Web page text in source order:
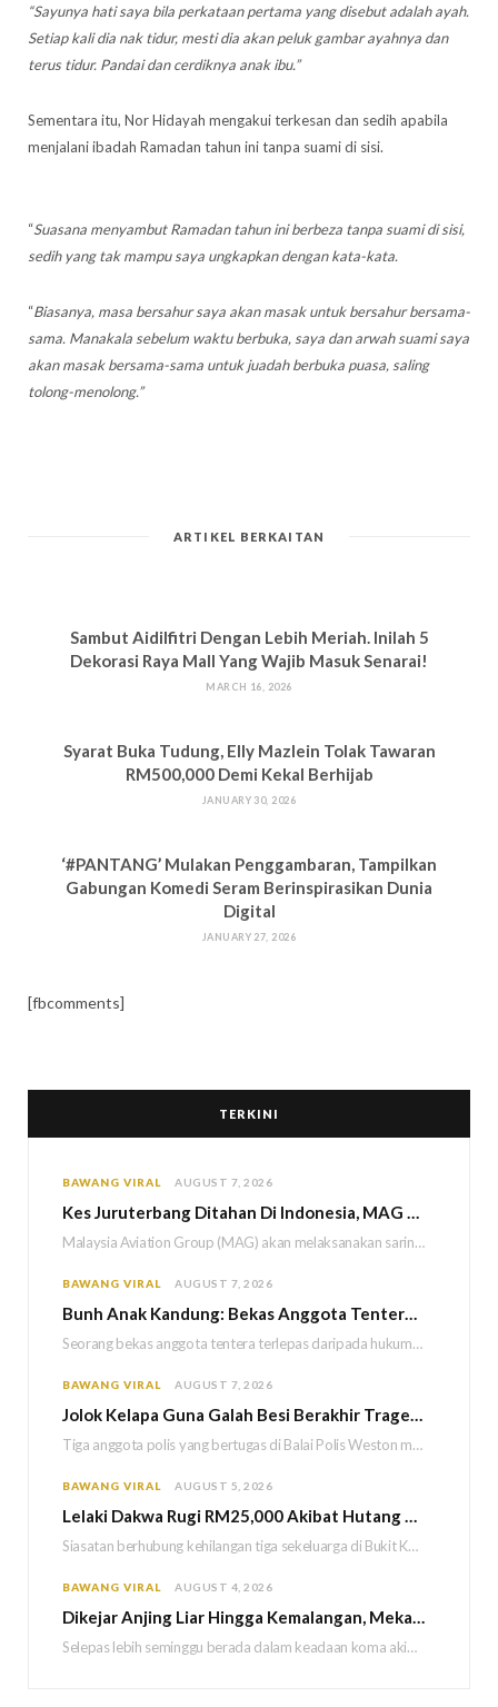
“Sayunya hati saya bila perkataan pertama yang disebut adalah ayah.
Setiap kali dia nak tidur, mesti dia akan peluk gambar ayahnya dan
terus tidur. Pandai dan cerdiknya anak ibu.”
Sementara itu, Nor Hidayah mengakui terkesan dan sedih apabila
menjalani ibadah Ramadan tahun ini tanpa suami di sisi.
“Suasana menyambut Ramadan tahun ini berbeza tanpa suami di sisi,
sedih yang tak mampu saya ungkapkan dengan kata-kata.
“Biasanya, masa bersahur saya akan masak untuk bersahur bersama-
sama. Manakala sebelum waktu berbuka, saya dan arwah suami saya
akan masak bersama-sama untuk juadah berbuka puasa, saling
tolong-menolong.”
ARTIKEL BERKAITAN
Sambut Aidilfitri Dengan Lebih Meriah. Inilah 5
Dekorasi Raya Mall Yang Wajib Masuk Senarai!
MARCH 16, 2026
Syarat Buka Tudung, Elly Mazlein Tolak Tawaran
RM500,000 Demi Kekal Berhijab
JANUARY 30, 2026
‘#PANTANG’ Mulakan Penggambaran, Tampilkan
Gabungan Komedi Seram Berinspirasikan Dunia
Digital
JANUARY 27, 2026
[fbcomments]
TERKINI
BAWANG VIRAL AUGUST 7, 2026
Kes Juruterbang Ditahan Di Indonesia, MAG Wajibkan Saringan Dadah 1,260 Juruterbang Malaysia Airlines
Malaysia Aviation Group (MAG) akan melaksanakan saringan dadah mandatori terhadap semua juruterbang Malaysia Airlines sebagai…
BAWANG VIRAL AUGUST 7, 2026
Bunh Anak Kandung: Bekas Anggota Tentera Terlepas Hukuman M
Seorang bekas anggota tentera terlepas daripada hukuman gantung selepas Mahkamah Persekutuan memutuskan untuk menggantikan hukuman…
BAWANG VIRAL AUGUST 7, 2026
Jolok Kelapa Guna Galah Besi Berakhir Tragedi, Tiga Polis Maut Terkena Renjatan Elektrik
Tiga anggota polis yang bertugas di Balai Polis Weston maut selepas dipercayai terkena renjatan elektrik…
BAWANG VIRAL AUGUST 5, 2026
Lelaki Dakwa Rugi RM25,000 Akibat Hutang Kutu, Polis Siasat Kaitan Dengan Kehilangan Tiga Beranak
Siasatan berhubung kehilangan tiga sekeluarga di Bukit Kayu Hitam kini memasuki perkembangan baharu apabila polis…
BAWANG VIRAL AUGUST 4, 2026
Dikejar Anjing Liar Hingga Kemalangan, Mekanik Berdepan Risiko Kecederaan Otak Kekal
Selepas lebih seminggu berada dalam keadaan koma akibat kemalangan dipercayai berpunca daripada kejadian dikejar sekumpulan…